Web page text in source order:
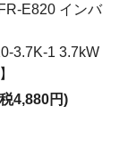
E820 インバ
3.7K-1 3.7kW
4,880円)